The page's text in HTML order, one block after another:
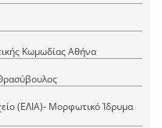
Καραγιώργη Κλέαρχου, Σκηνή Νέας Αττικής Κωμωδίας Αθήνα
(ΕΛΙΑ)- Μορφωτικό Ίδρυμα